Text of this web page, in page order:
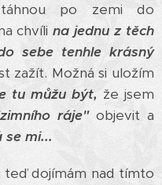
po zemi do
chvílina jednu z těch
sebe tenhle krásný
zažít. Možná si uložím
tu můžu být, že jsem
ráje" objevit a
se mi...
teď dojímám nad tímto